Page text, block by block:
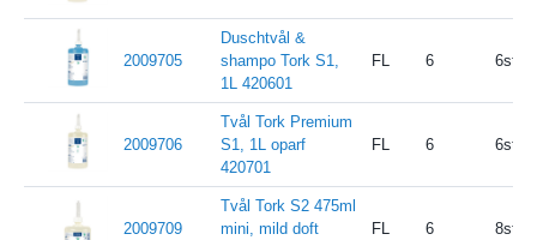
2009705
Duschtvål &
shampo Tork S1,
1L 420601
FL 6 6st/
2009706
Tvål Tork Premium
S1, 1L oparf
420701
FL 6 6st/
2009709
Tvål Tork S2 475ml
mini, mild doft
FL 6 8st/